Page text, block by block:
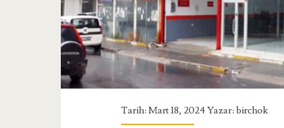
Tarih: Mart 18, 2024 Yazar:birchok